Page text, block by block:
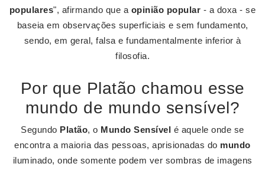
populares", afirmando que a opinião popular - a doxa - se
baseia em observações superficiais e sem fundamento,
sendo, em geral, falsa e fundamentalmente inferior à
filosofia.
Por que Platão chamou esse
mundo de mundo sensível?
Segundo Platão, o Mundo Sensível é aquele onde se
encontra a maioria das pessoas, aprisionadas do mundo
iluminado, onde somente podem ver sombras de imagens